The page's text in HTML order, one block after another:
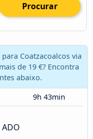
Procurar
Coatzacoalcos via
de 19 €? Encontra
abaixo.
9h 43min